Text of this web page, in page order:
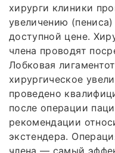
хирурги клиники
увеличению
доступной цене.
члена проводят
Лобковая
хирургическое
проведено
после операции
рекомендации
экстендера.
члена — самый